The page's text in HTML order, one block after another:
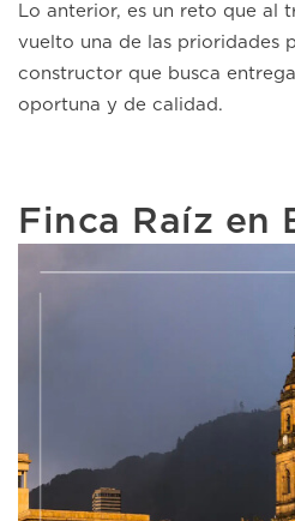
Lo anterior, es un reto que al
vuelto una de las prioridades
constructor que busca
oportuna y de calidad.
Finca Raíz en